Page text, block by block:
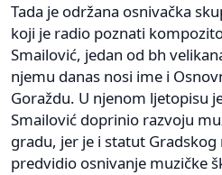
Tada je održana osnivačka
koji je radio poznati
Smailović, jedan od bh
njemu danas nosi ime i
Goraždu. U njenom ljetopisu
Smailović doprinio razvoju
gradu, jer je i statut
predvidio osnivanje muzičke